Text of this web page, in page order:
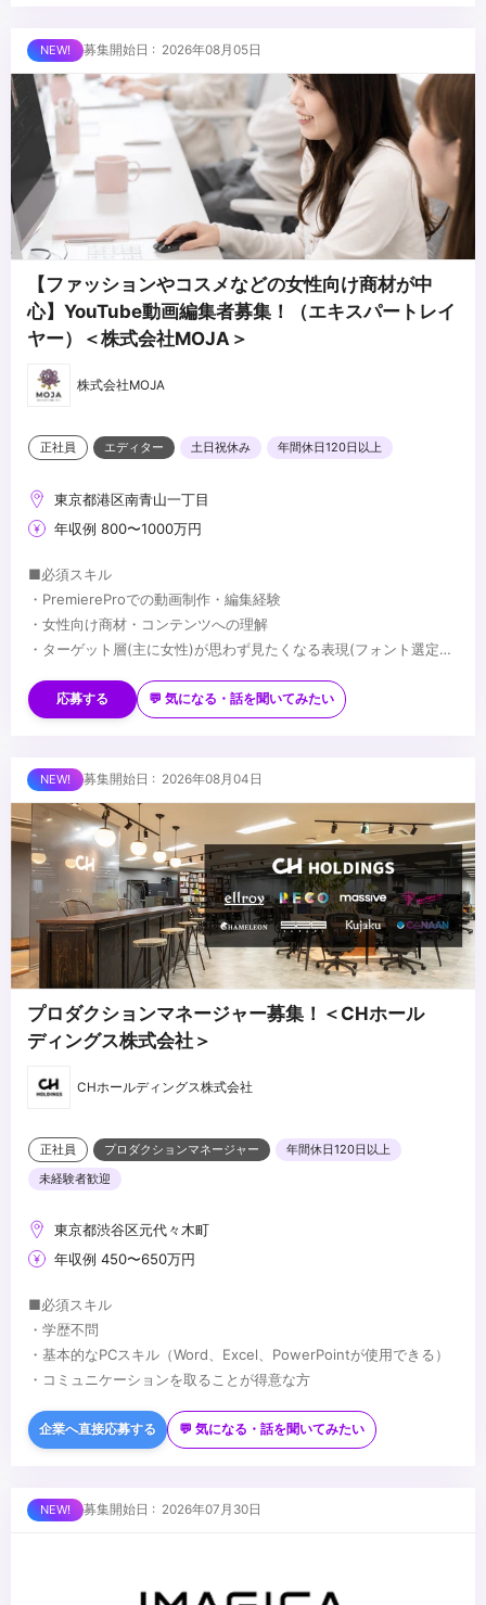
外とさせていただきます
■求める人物像
・自ら仕事を取りに行き、プロフェッショナルとして成長する意欲
のある方
・責任感のある方
・周りのメンバーと協調・協業ができる方
募集開始日 : 2026年08月05日
【ファッションやコスメなどの女性向け商材が中
心】YouTube動画編集者募集！（エキスパートレイ
ヤー）＜株式会社MOJA＞
株式会社MOJA
正社員 エディター 土日祝休み 年間休日120日以上
東京都港区南青山一丁目
年収例 800〜1000万円
■必須スキル
・PremiereProでの動画制作・編集経験
・女性向け商材・コンテンツへの理解
・ターゲット層(主に女性)が思わず見たくなる表現(フォント選定・
※応募時は、ポートフォリオor制作物のURLのご提出をお願いしま
す
外とさせていただきます
・PhotoshopやIllustratorを用いたデザイン経験がある方
・AfterEffectsの使用経験がある方
■求める人物像
・自ら仕事を取りに行き、プロフェッショナルとして成長する意欲
のある方
・責任感のある方
・周りのメンバーと協調・協業ができる方
...
応募する 💬 気になる・話を聞いてみたい
募集開始日 : 2026年08月04日
プロダクションマネージャー募集！＜CHホール
ディングス株式会社＞
CHホールディングス株式会社
正社員 プロダクションマネージャー
年間休日120日以上
未経験者歓迎
東京都渋谷区元代々木町
年収例 450〜650万円
■必須スキル
・学歴不問
・基本的なPCスキル（Word、Excel、PowerPointが使用できる）
・コミュニケーションを取ることが得意な方
・Adobeソフト（Illustrator、Photoshop、PremiereProなど）が
使用できる方
作に関わった経験がある方
...
企業へ直接応募する 💬 気になる・話を聞いてみたい
募集開始日 : 2026年07月30日